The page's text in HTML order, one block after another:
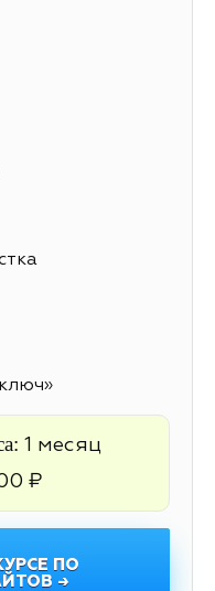
1 месяц
₽
ПО
→